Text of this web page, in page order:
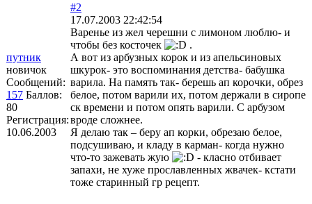
путник
новичок
Сообщений:
157 Баллов:
80
Регистрация:
10.06.2003
#2
17.07.2003 22:42:54
Варенье из жел черешни с лимоном люблю- и
чтобы без косточек
.
А вот из арбузных корок и из апельсиновых
шкурок- это воспоминания детства- бабушка
варила. На память так- берешь ап корочки, обрез
белое, потом варили их, потом держали в сиропе
ск времени и потом опять варили. С арбузом
вроде сложнее.
Я делаю так – беру ап корки, обрезаю белое,
подсушиваю, и кладу в карман- когда нужно
что-то зажевать жую
- класно отбивает
запахи, не хуже прославленных жвачек- кстати
тоже старинный гр рецепт.